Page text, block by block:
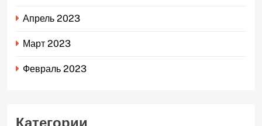
Апрель 2023
Март 2023
Февраль 2023